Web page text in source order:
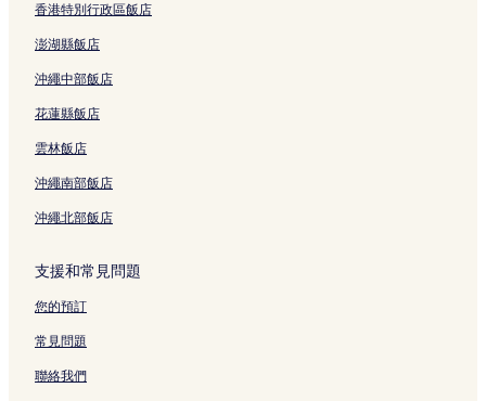
香港特別行政區飯店
澎湖縣飯店
沖繩中部飯店
花蓮縣飯店
雲林飯店
沖繩南部飯店
沖繩北部飯店
支援和常見問題
您的預訂
常見問題
聯絡我們